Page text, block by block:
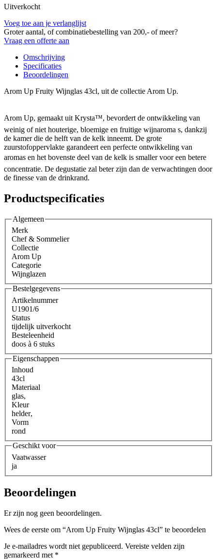
Uitverkocht
Voeg toe aan je verlanglijst
Groter aantal, of combinatiebestelling van 200,- of meer?
Vraag een offerte aan
Omschrijving
Specificaties
Beoordelingen
Arom Up Fruity Wijnglas 43cl, uit de collectie Arom Up.
Arom Up, gemaakt uit Krysta™️, bevordert de ontwikkeling van
weinig of niet houterige, bloemige en fruitige wijnaroma s, dankzij
de kamer die de helft van de kelk inneemt. De grote
zuurstofoppervlakte garandeert een perfecte ontwikkeling van
aromas en het bovenste deel van de kelk is smaller voor een betere
concentratie. De degustatie zal beter zijn dan de verwachtingen door
de finesse van de drinkrand.
Productspecificaties
Algemeen
Merk
Chef & Sommelier
Collectie
Arom Up
Categorie
Wijnglazen
Bestelgegevens
Artikelnummer
U1901/6
Status
tijdelijk uitverkocht
Besteleenheid
doos à 6 stuks
Eigenschappen
Inhoud
43cl
Materiaal
glas,
Kleur
helder,
Vorm
rond
Geschikt voor
Vaatwasser
ja
Beoordelingen
Er zijn nog geen beoordelingen.
Wees de eerste om “Arom Up Fruity Wijnglas 43cl” te beoordelen
Je e-mailadres wordt niet gepubliceerd. Vereiste velden zijn
gemarkeerd met *